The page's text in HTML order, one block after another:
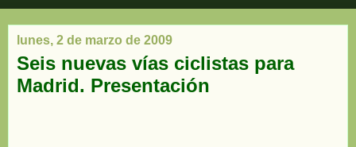
lunes, 2 de marzo de 2009
Seis nuevas vías ciclistas para
Madrid. Presentación